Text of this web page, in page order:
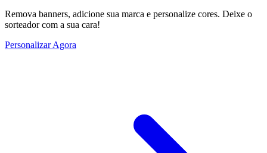
Remova banners, adicione sua marca e personalize cores. Deixe o
sorteador com a sua cara!
Personalizar Agora